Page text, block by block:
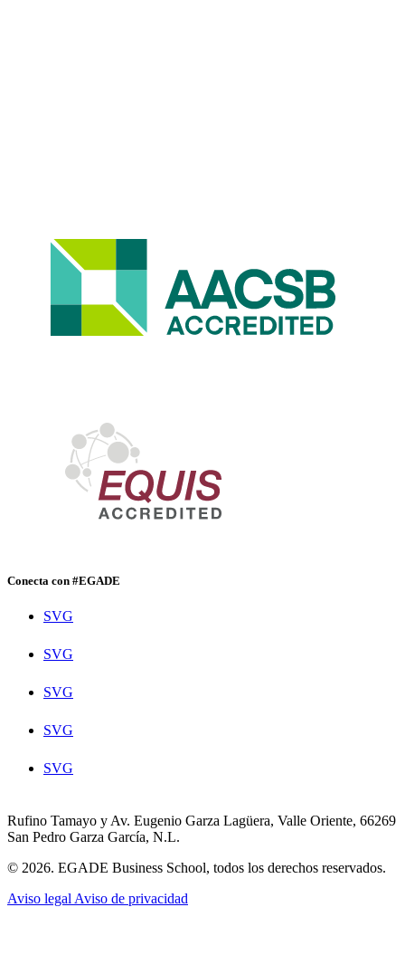
Conecta con #EGADE
SVG
SVG
SVG
SVG
SVG
Rufino Tamayo y Av. Eugenio Garza Lagüera, Valle Oriente, 66269
San Pedro Garza García, N.L.
© 2026. EGADE Business School, todos los derechos reservados.
Aviso legal Aviso de privacidad